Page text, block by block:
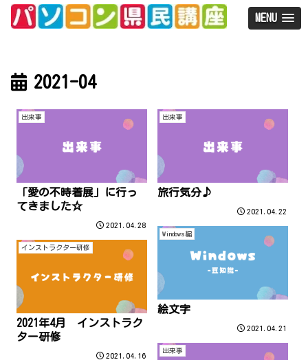
MENU
2021-04
出来事
「愛の不時着展」に行っ
てきました☆
2021.04.28
出来事
旅行気分♪
2021.04.22
Windows編
絵文字
2021.04.21
インストラクター研修
2021年4月 インストラク
ター研修
2021.04.16
出来事